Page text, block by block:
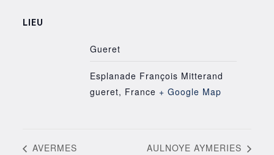
LIEU
Gueret
Esplanade François Mitterand
gueret, France + Google Map
AVERMES AULNOYE AYMERIES